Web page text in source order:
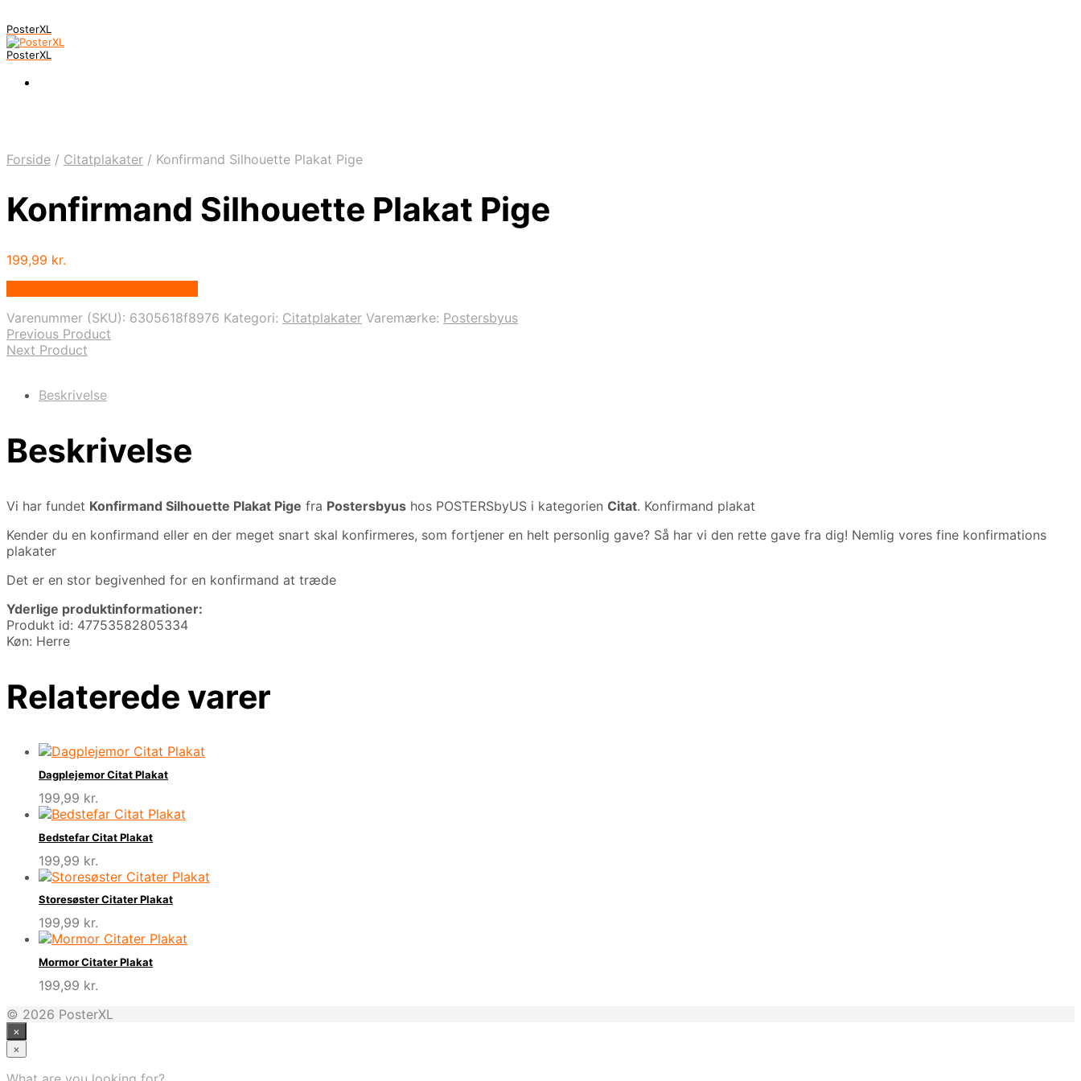
PosterXL
PosterXL
Forside / Citatplakater / Konfirmand Silhouette Plakat Pige
Konfirmand Silhouette Plakat Pige
199,99 kr.
Varenummer (SKU): 6305618f8976 Kategori: Citatplakater Varemærke: Postersbyus
Previous Product
Next Product
Beskrivelse
Beskrivelse
Vi har fundet Konfirmand Silhouette Plakat Pige fra Postersbyus hos POSTERSbyUS i kategorien Citat. Konfirmand plakat
Kender du en konfirmand eller en der meget snart skal konfirmeres, som fortjener en helt personlig gave? Så har vi den rette gave fra dig! Nemlig vores fine konfirmations
plakater
Det er en stor begivenhed for en konfirmand at træde
Yderlige produktinformationer:
Produkt id: 47753582805334
Køn: Herre
Relaterede varer
Dagplejemor Citat Plakat
199,99 kr.
Bedstefar Citat Plakat
199,99 kr.
Storesøster Citater Plakat
199,99 kr.
Mormor Citater Plakat
199,99 kr.
© 2026 PosterXL
×
×